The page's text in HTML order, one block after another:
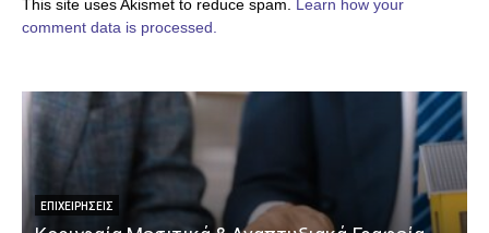
This site uses Akismet to reduce spam. Learn how your
comment data is processed.
ΕΠΙΧΕΙΡΉΣΕΙΣ